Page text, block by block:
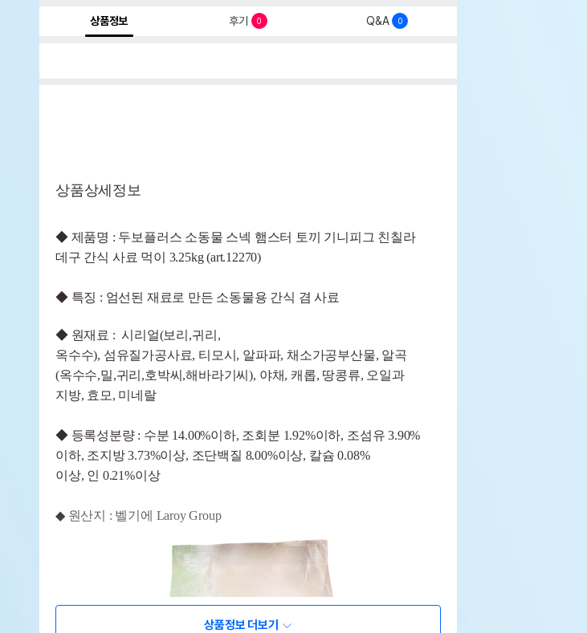
상품정보 후기 0 Q&A 0
상품상세정보
◆ 제품명 : 두보플러스 소동물 스넥 햄스터 토끼 기니피그 친칠라
데구 간식 사료 먹이 3.25kg (art.12270)
◆ 특징 : 엄선된 재료로 만든 소동물용 간식 겸 사료
◆ 원재료 : 시리얼(보리 ,귀리 ,
옥수수), 섬유질가공사료, 티모시 , 알파파, 채소가공부산물, 알곡
(옥수수,밀,귀리 ,호박씨 ,해바라기씨), 야채, 캐롭, 땅콩류, 오일과
지방, 효모 , 미네랄
◆ 등록성분량 : 수분 14.00%이하, 조회분 1.92%이하, 조섬유 3.90%
이하, 조지방3.73%이상, 조단백질 8.00%이상, 칼슘 0.08%
이상, 인 0.21%이상
◆원산지 : 벨기에 Laroy Group
상품정보 더보기